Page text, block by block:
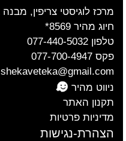
מרכז לוגיסטי צריפין, מבנה 111
חיוג מהיר 8569*
טלפון 077-440-5032
פקס 077-700-4947
shekaveteka@gmail.com
ניווט מהיר
תקנון האתר
מדיניות פרטיות
הצהרת-נגישות